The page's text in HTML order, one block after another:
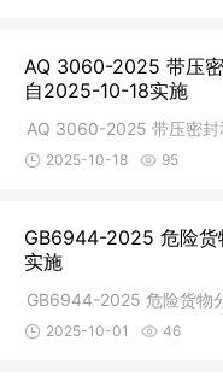
AQ 3060-2025 带压
自2025-10-18实施
AQ 3060-2025 带压密封
2025-10-18 95
GB6944-2025 危险
实施
GB6944-2025 危险货物
2025-10-01 46